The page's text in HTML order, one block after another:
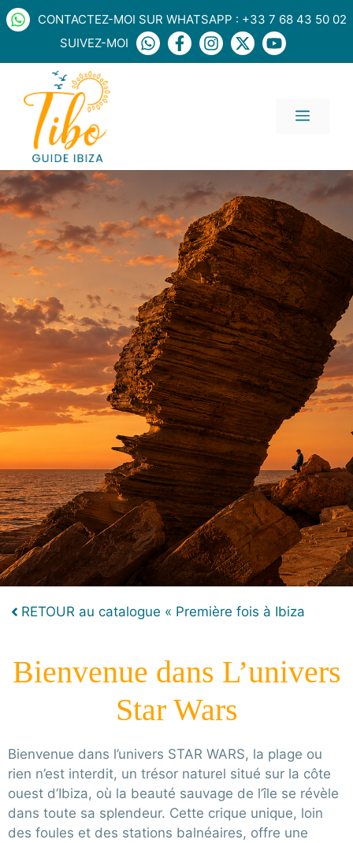
Aller
au
CONTACTEZ-MOI SUR WHATSAPP : +33 7 68 43 50 02
SUIVEZ-MOI
MENU
L’univers Star
Wars
L’UNIVERS STAR WARS EST UNE CRIQUE UNIQUE À
IBIZA, HORS DU TEMPS,
OÙ LA NATURE SAUVAGE ÉVOQUE UN DÉCOR DIGNE
DE STAR WARS
POSER UNE QUESTION
RETOUR au catalogue « Première fois à Ibiza
Bienvenue dans L’univers
Star Wars
Bienvenue dans l’univers STAR WARS, la plage ou
rien n’est interdit, un trésor naturel situé sur la côte
ouest d’Ibiza, où la beauté sauvage de l’île se révèle
dans toute sa splendeur. Cette crique unique, loin
des foules et des stations balnéaires, offre une